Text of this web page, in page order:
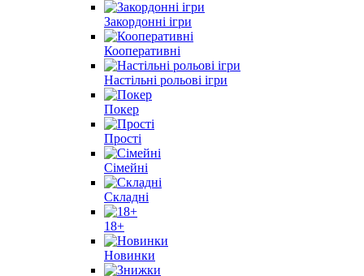
Закордонні iгри
Кооперативні
Настільні рольові ігри
Покер
Прості
Cімейні
Складні
18+
Новинки